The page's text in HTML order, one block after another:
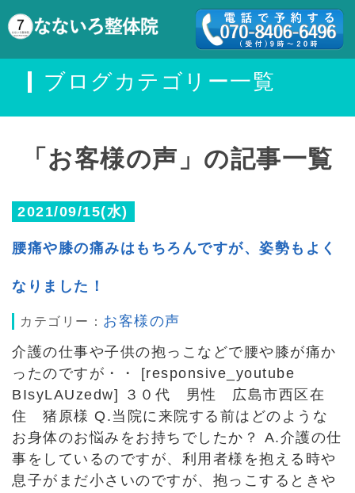
ブログカテゴリー一覧
「お客様の声」の記事一覧
2021/09/15(水)
腰痛や膝の痛みはもちろんですが、姿勢もよく
なりました！
カテゴリー： お客様の声
介護の仕事や子供の抱っこなどで腰や膝が痛か
ったのですが・・ [responsive_youtube
BIsyLAUzedw] ３０代 男性 広島市西区在
住 猪原様 Q.当院に来院する前はどのような
お身体のお悩みをお持ちでしたか？ A.介護の仕
事をしているのですが、利用者様を抱える時や
息子がまだ小さいのですが、抱っこするときや